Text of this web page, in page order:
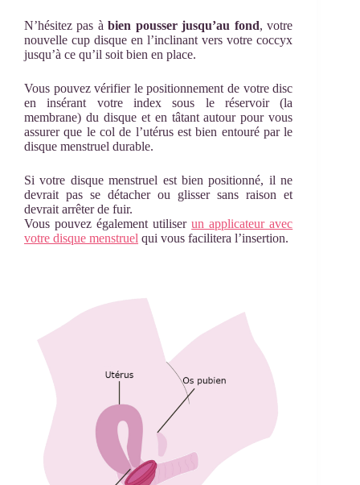
N’hésitez pas àbien pousser jusqu’au fond, votre
nouvelle cup disque en l’inclinant vers votre coccyx
jusqu’à ce qu’il soit bien en place.
Vous pouvez vérifier le positionnement de votre disc
en insérant votre index sous le réservoir (la
membrane) du disque et en tâtant autour pour vous
assurer que le col de l’utérus est bien entouré par le
disque menstruel durable.
Si votre disque menstruel est bien positionné, il ne
devrait pas se détacher ou glisser sans raison et
devrait arrêter de fuir.
Vous pouvez également utiliserun applicateur avec
votre disque menstruel qui vous facilitera l’insertion.